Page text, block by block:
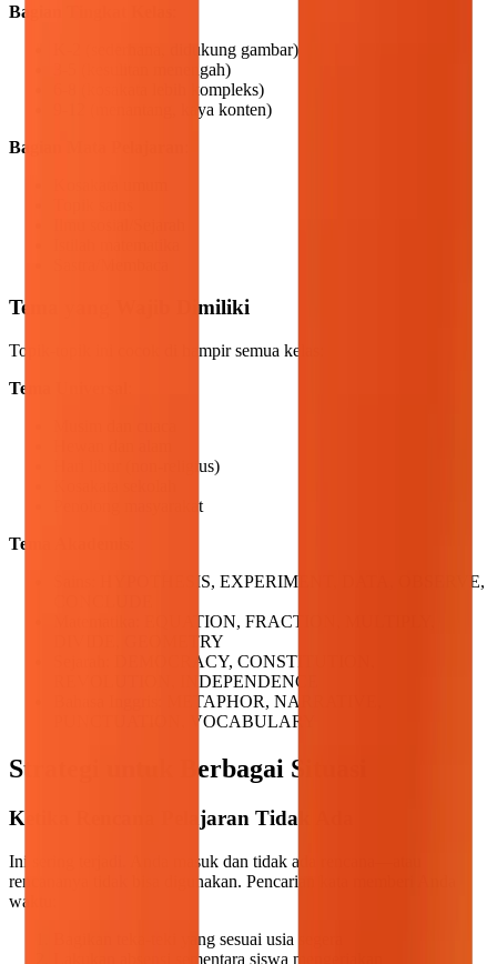
Bagian Tingkat Kelas
K-2 (sederhana, didukung gambar)
3-5 (kesulitan menengah)
6-8 (kosakata lebih kompleks)
9-12 (menantang, kaya konten)
Bagian Mata Pelajaran
Tema yang Wajib Dimiliki
Topik-topik ini cocok di hampir semua kelas:
Tema Universal
Hari libur (non-religius)
Penolong masyarakat
Tema Akademis
Sains: HYPOTHESIS, EXPERIMENT, DATA, OBSERVE,
Matematika: EQUATION, FRACTION, MULTIPLY,
DIVIDE, GEOMETRY
Sejarah: DEMOCRACY, CONSTITUTION,
REVOLUTION, INDEPENDENCE
Bahasa Inggris: METAPHOR, NARRATIVE,
PUNCTUATION, VOCABULARY
Strategi untuk Berbagai Situasi
Ketika Rencana Pelajaran Tidak Ada
Ini sering terjadi. Anda masuk dan tidak ada rencana—atau
rencananya tidak bisa digunakan. Pencarian kata memberi Anda
waktu:
Bagikan teka-teki yang sesuai usia segera
Lakukan absensi sementara siswa mengerjakan